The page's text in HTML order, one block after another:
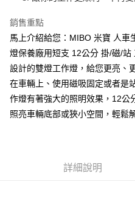
元大商業銀行
台新國際商業銀行
台灣樂天信用卡公司
Google Pay
全盈+PAY
ATM付款
運送方式
線上付款後全家取貨
銷售重點
馬上介紹給您：MIBO 米寶 人車
燈保養廠用短支 12公分 掛/磁/
設計的雙燈工作燈，給您更亮、
在車輛上、使用磁吸固定或者是
作燈有著強大的照明效果，12公
照亮車輛底部或狹小空間，輕鬆
詳細說明